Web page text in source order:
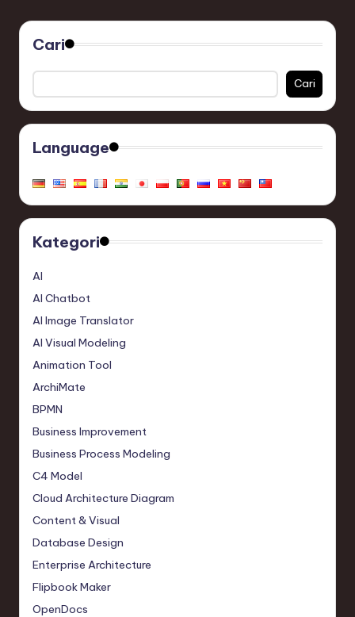
Cari
Cari
Language
Kategori
AI
AI Chatbot
AI Image Translator
AI Visual Modeling
Animation Tool
ArchiMate
BPMN
Business Improvement
Business Process Modeling
C4 Model
Cloud Architecture Diagram
Content & Visual
Database Design
Enterprise Architecture
Flipbook Maker
OpenDocs